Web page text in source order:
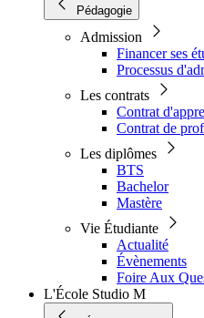
Pédagogie
Admission
Financer ses
Processus
Les contrats
Contrat
Contrat de
Les diplômes
BTS
Bachelor
Mastère
Vie Étudiante
Actualité
Évènements
Foire Aux
L'École Studio M